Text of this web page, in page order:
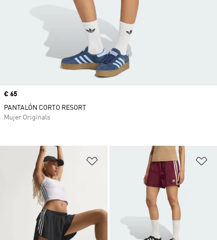
Añadir a la lista de deseos
Precio
€ 65
PANTALÓN CORTO RESORT
Mujer Originals